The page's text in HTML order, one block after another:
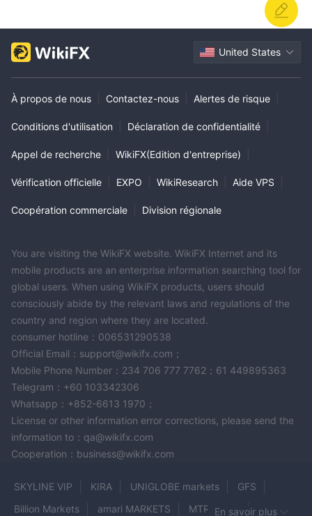
United States
À propos de nous Contactez-nous Alertes de risque
Conditions d'utilisation Déclaration de confidentialité
Appel de recherche WikiFX(Edition d'entreprise)
Vérification officielle EXPO WikiResearch Aide VPS
Coopération commerciale Division régionale
You are visiting the WikiFX website. WikiFX Internet and its
mobile products are an enterprise information searching tool for
global users. When using WikiFX products, users should
consciously abide by the relevant laws and regulations of the
country and region where they are located.
consumer hotline：006531290538
Official Email：support@wikifx.com；
Mobile Phone Number：234 706 777 7762；61 449895363
Telegram：+60 103342306
Whatsapp：+852-6613 1970；
License or other information error corrections, please send the
information to：qa@wikifx.com
Cooperation：business@wikifx.com
SKYLINE VIP KIRA UNIGLOBE markets
GFS
Billion Markets
amari MARKETS MTRADINGEn savoir plus